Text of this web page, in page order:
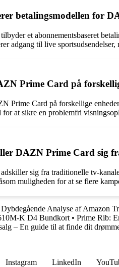
betalingsmodellen for
et abonnementsbaseret
adgang til live
Prime Card på
Prime Card på forskellige
for at sikre en problemfri
DAZN Prime Card sig
sig fra traditionelle tv-
muligheden for at se flere
Analyse af Amazon
K D4 Bundkort • Prime Rib:
– En guide til at finde dit
Instagram LinkedIn